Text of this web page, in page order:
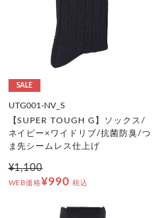
SALE
UTG001-NV_S
【SUPER TOUGH G】ソックス/
ネイビー×ワイドリブ/抗菌防臭/つ
ま先シームレス仕上げ
¥1,100
WEB価格¥990 税込